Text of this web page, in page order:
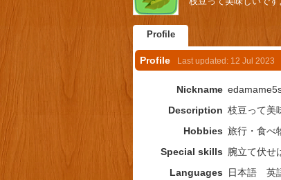
Profile
Profile Last updated: 12 Jul 2023
Nickname
Description 枝豆って美
Hobbies 旅行・食べ
Special skills 腕立て伏せ
Languages
日本語 英